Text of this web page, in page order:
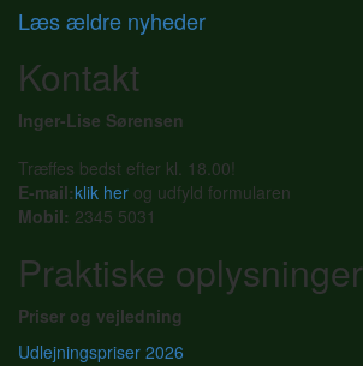
Læs ældre nyheder
Kontakt
Inger-Lise Sørensen
Træffes bedst efter kl. 18.00!
E-mail:klik her og udfyld formularen
Mobil: 2345 5031
Praktiske oplysninger
Priser og vejledning
Udlejningspriser 2026